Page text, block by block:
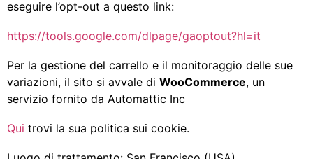
eseguire l’opt-out a questo link:
https://tools.google.com/dlpage/gaoptout?hl=it
Per la gestione del carrello e il monitoraggio delle sue
variazioni, il sito si avvale di WooCommerce, un
servizio fornito da Automattic Inc
Qui trovi la sua politica sui cookie.